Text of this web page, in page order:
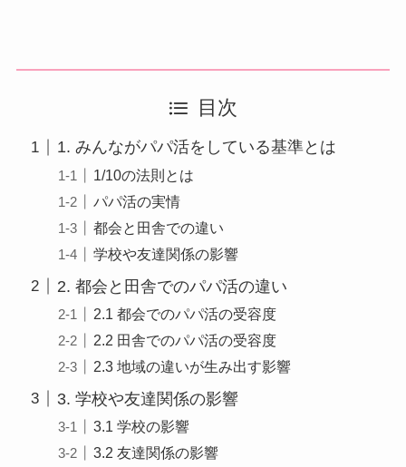
目次
1. みんながパパ活をしている基準とは
1/10の法則とは
パパ活の実情
都会と田舎での違い
学校や友達関係の影響
2. 都会と田舎でのパパ活の違い
2.1 都会でのパパ活の受容度
2.2 田舎でのパパ活の受容度
2.3 地域の違いが生み出す影響
3. 学校や友達関係の影響
3.1 学校の影響
3.2 友達関係の影響